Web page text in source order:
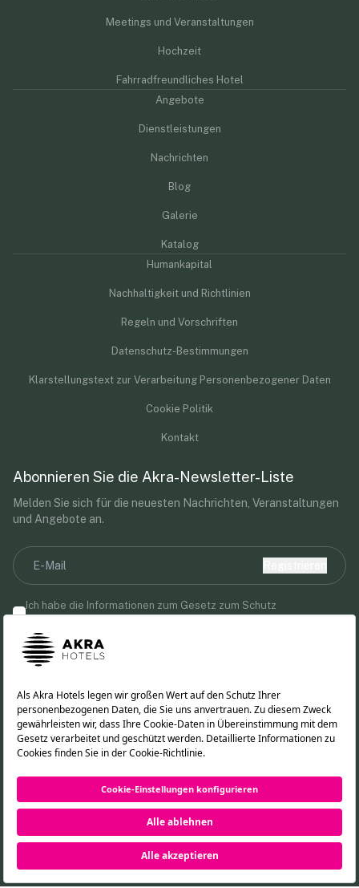
Meetings und Veranstaltungen
Hochzeit
Fahrradfreundliches Hotel
Angebote
Dienstleistungen
Nachrichten
Blog
Galerie
Katalog
Humankapital
Nachhaltigkeit und Richtlinien
Regeln und Vorschriften
Datenschutz-Bestimmungen
Klarstellungstext zur Verarbeitung Personenbezogener Daten
Cookie Politik
Kontakt
Abonnieren Sie die Akra-Newsletter-Liste
Melden Sie sich für die neuesten Nachrichten, Veranstaltungen
und Angebote an.
Ich habe die Informationen zum Gesetz zum Schutz
Durch die Angabe Ihrer E-Mail-Adresse erklären Sie sich damit
einverstanden, Marketingmitteilungen von Akra Hotels zu
Folgen Sie uns!
DE
EN
©2026 Akra Hotels. Alle Rechte vorbehalten.
RESERVIERUNG